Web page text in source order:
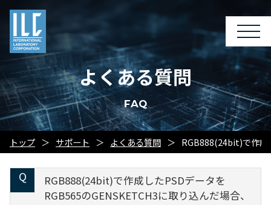
よくある質問
FAQ
トップ サポート よくある質問 RGB888(24bit)で作成
RGB888(24bit)で作成したPSDデータを
RGB565のGENSKETCH3に取り込んだ場合、